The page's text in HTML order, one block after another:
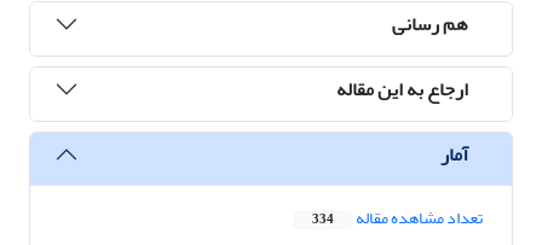
هم رسانی
ارجاع به این مقاله
آمار
تعداد مشاهده مقاله 334